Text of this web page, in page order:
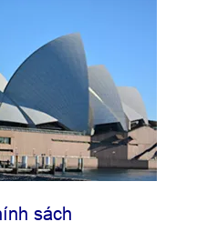
sách